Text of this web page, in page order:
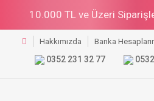
10.000 TL ve Üzeri
Hakkımızda Banka
0352 231 32 77